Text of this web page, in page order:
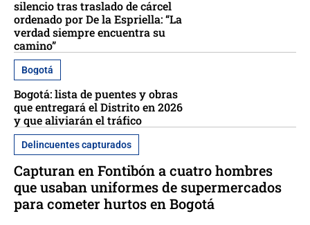
silencio tras traslado de cárcel
ordenado por De la Espriella: “La
verdad siempre encuentra su
camino”
Bogotá
Bogotá: lista de puentes y obras
que entregará el Distrito en 2026
y que aliviarán el tráfico
Delincuentes capturados
Capturan en Fontibón a cuatro hombres
que usaban uniformes de supermercados
para cometer hurtos en Bogotá